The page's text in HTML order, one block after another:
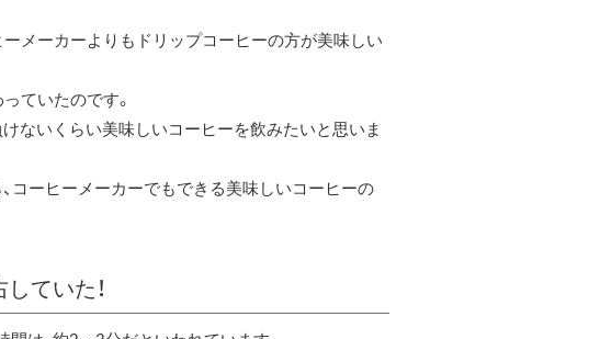
ーメーカーよりもドリップコーヒーの方が美味しい
ていたのです。
ないくらい美味しいコーヒーを飲みたいと思いま
コーヒーメーカーでもできる美味しいコーヒーの
ていた！